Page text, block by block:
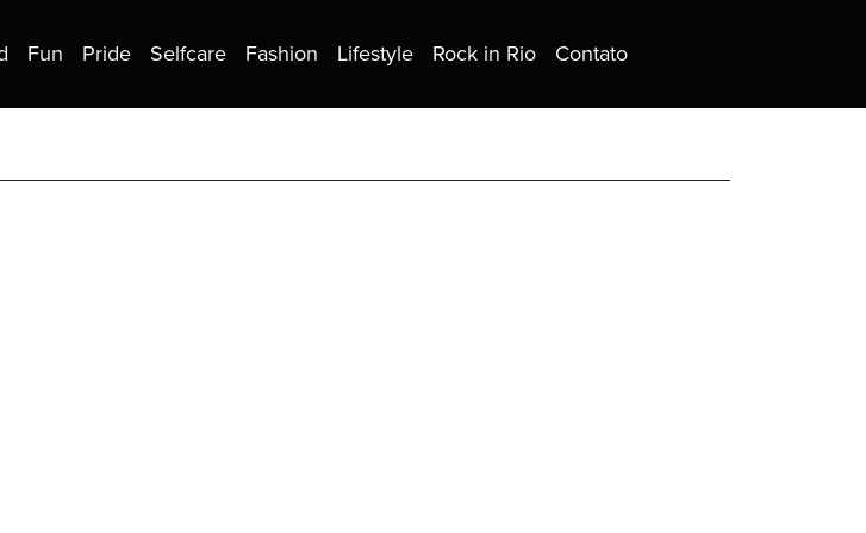
Fun Pride Selfcare Fashion Lifestyle Rock in Rio Contato